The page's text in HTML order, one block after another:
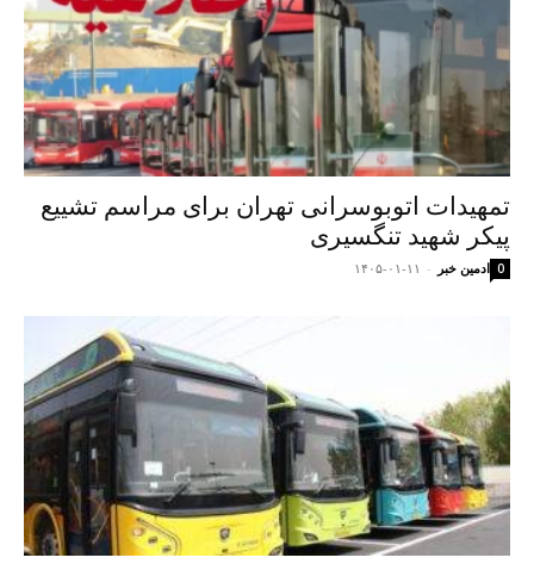
تمهیدات اتوبوسرانی تهران برای مراسم تشییع
پیکر شهید تنگسیری
ادمین خبر - ۱۴۰۵-۰۱-۱۱ 0